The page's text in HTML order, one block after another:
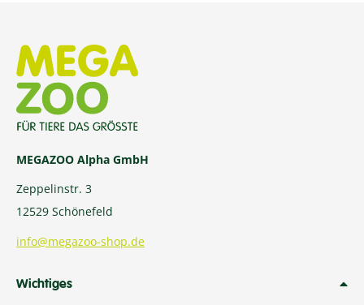
MEGAZOO Alpha GmbH
Zeppelinstr. 3
12529 Schönefeld
info@megazoo-shop.de
Wichtiges